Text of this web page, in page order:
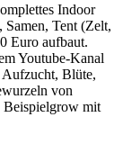
Indoor
Tent (Zelt,
Euro aufbaut.
Youtube-Kanal
Blüte,
von
Beispielgrow mit